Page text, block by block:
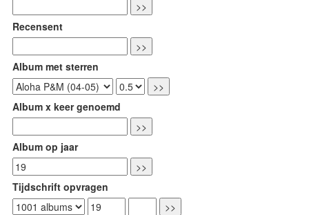
Recensent
Album met sterren
Album x keer genoemd
Album op jaar
Tijdschrift opvragen